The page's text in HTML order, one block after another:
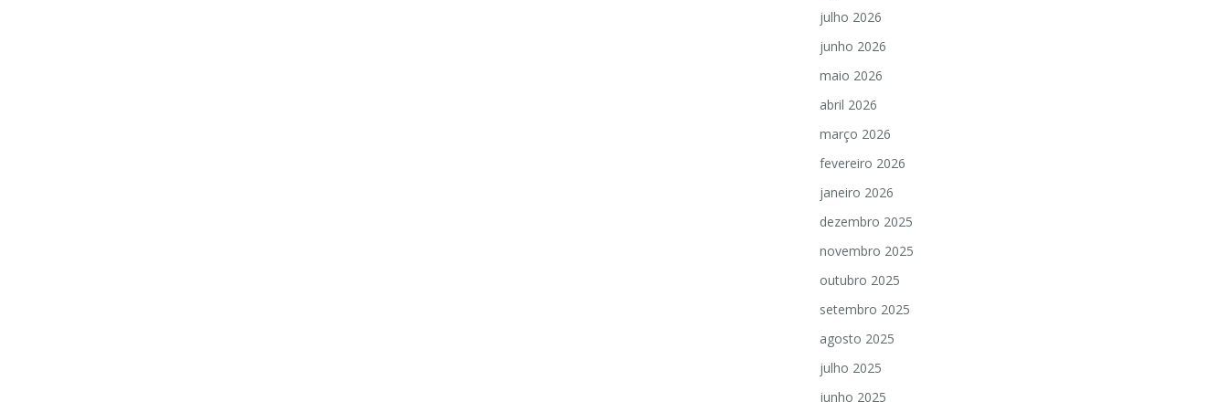
julho 2026
junho 2026
maio 2026
abril 2026
março 2026
fevereiro 2026
janeiro 2026
dezembro 2025
novembro 2025
outubro 2025
setembro 2025
agosto 2025
julho 2025
junho 2025